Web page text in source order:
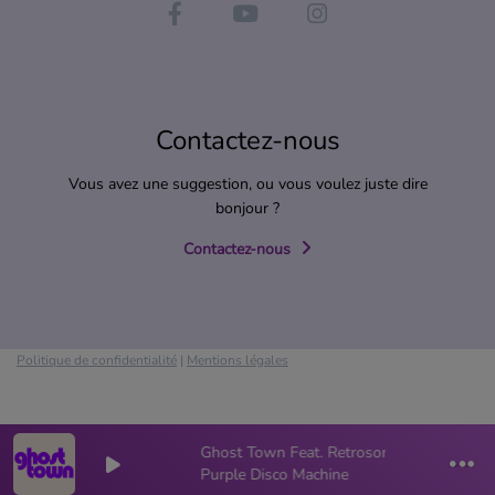
Ghost Town Feat. Retrosonix (2025)
Purple Disco Machine
0
Contactez-nous
Vous avez une suggestion, ou vous voulez juste dire
bonjour ?
Contactez-nous
Politique de confidentialité | Mentions légales